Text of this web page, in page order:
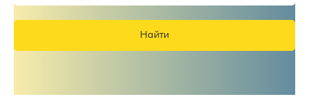
Найти